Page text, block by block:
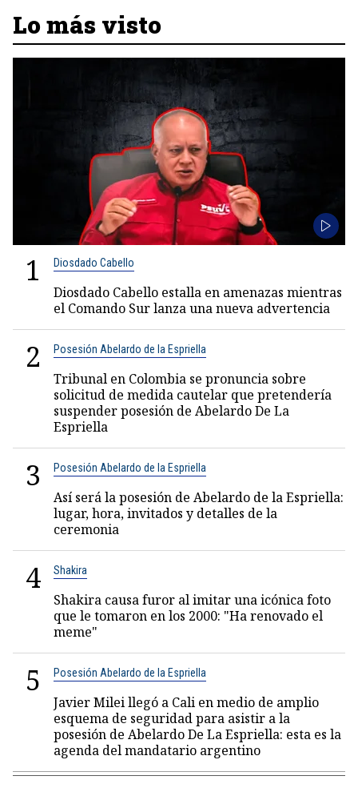
Lo más visto
1 Diosdado Cabello
Diosdado Cabello estalla en amenazas mientras
el Comando Sur lanza una nueva advertencia
2 Posesión Abelardo de la Espriella
Tribunal en Colombia se pronuncia sobre
solicitud de medida cautelar que pretendería
suspender posesión de Abelardo De La
Espriella
3 Posesión Abelardo de la Espriella
Así será la posesión de Abelardo de la Espriella:
lugar, hora, invitados y detalles de la
ceremonia
4 Shakira
Shakira causa furor al imitar una icónica foto
que le tomaron en los 2000: "Ha renovado el
meme"
5 Posesión Abelardo de la Espriella
Javier Milei llegó a Cali en medio de amplio
esquema de seguridad para asistir a la
posesión de Abelardo De La Espriella: esta es la
agenda del mandatario argentino